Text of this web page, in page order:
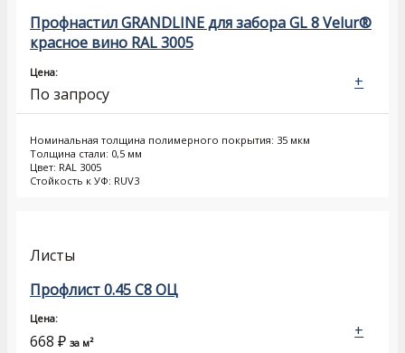
Профнастил GRANDLINE для забора GL 8 Velur®
красное вино RAL 3005
Цена:
По запросу
Номинальная толщина полимерного покрытия: 35 мкм
Толщина стали: 0,5 мм
Цвет: RAL 3005
Стойкость к УФ: RUV3
+
Листы
Профлист 0.45 С8 ОЦ
Цена:
668 ₽ за м²
+